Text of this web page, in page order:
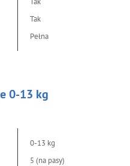
Tak
Pełna
0-13 kg
0-13 kg
5 (na pasy)